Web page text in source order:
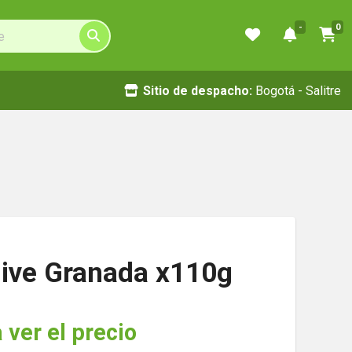
- 0
Sitio de despacho: Bogotá - Salitre
Granada x110g
ver el precio